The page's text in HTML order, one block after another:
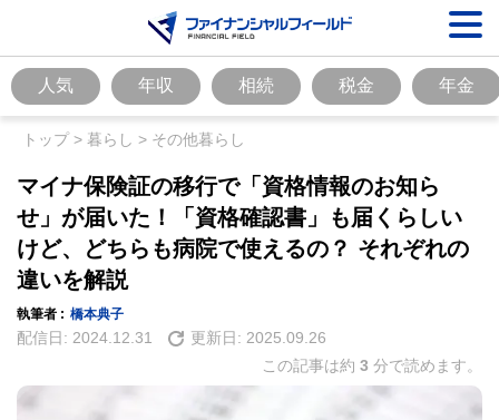
人気 年収 相続 税金 年金
トップ> 暮らし > その他暮らし
マイナ保険証の移行で「資格情報のお知ら
せ」が届いた！「資格確認書」も届くらしい
けど、どちらも病院で使えるの？ それぞれの
違いを解説
執筆者 : 橋本典子
配信日: 2024.12.31 更新日: 2025.09.26
この記事は約 3 分で読めます。